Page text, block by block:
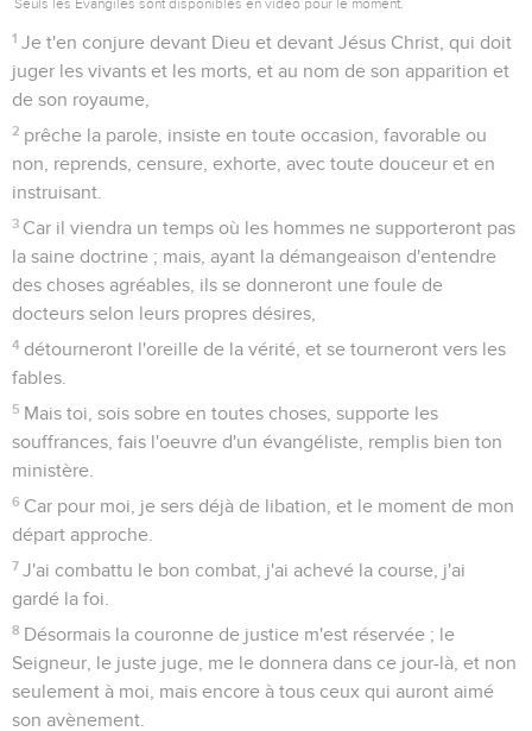
1 Je t'en conjure devant Dieu et devant Jésus Christ, qui doit
juger les vivants et les morts, et au nom de son apparition et
de son royaume,
2 prêche la parole, insiste en toute occasion, favorable ou
non, reprends, censure, exhorte, avec toute douceur et en
instruisant.
3 Car il viendra un temps où les hommes ne supporteront pas
la saine doctrine ; mais, ayant la démangeaison d'entendre
des choses agréables, ils se donneront une foule de
docteurs selon leurs propres désires,
4 détourneront l'oreille de la vérité, et se tourneront vers les
fables.
5 Mais toi, sois sobre en toutes choses, supporte les
souffrances, fais l'oeuvre d'un évangéliste, remplis bien ton
ministère.
6 Car pour moi, je sers déjà de libation, et le moment de mon
départ approche.
7 J'ai combattu le bon combat, j'ai achevé la course, j'ai
gardé la foi.
8 Désormais la couronne de justice m'est réservée ; le
Seigneur, le juste juge, me le donnera dans ce jour-là, et non
seulement à moi, mais encore à tous ceux qui auront aimé
son avènement.